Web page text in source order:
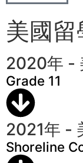
美國
2020年 -
Grade 11
2021年 -
Shoreline